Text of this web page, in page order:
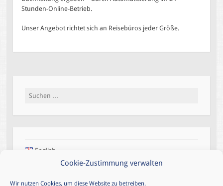
Cookie-Zustimmung verwalten
Wir nutzen Cookies, um diese Website zu betreiben.
Stunden-Online-Betrieb.
Unser Angebot richtet sich an Reisebüros jeder Größe.
Suchen
English